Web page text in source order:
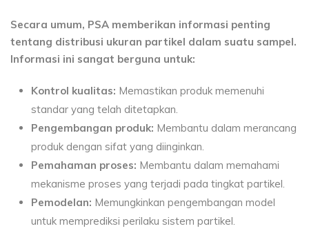
Secara umum, PSA memberikan informasi penting
tentang distribusi ukuran partikel dalam suatu sampel.
Informasi ini sangat berguna untuk:
Kontrol kualitas: Memastikan produk memenuhi
standar yang telah ditetapkan.
Pengembangan produk: Membantu dalam merancang
produk dengan sifat yang diinginkan.
Pemahaman proses: Membantu dalam memahami
mekanisme proses yang terjadi pada tingkat partikel.
Pemodelan: Memungkinkan pengembangan model
untuk memprediksi perilaku sistem partikel.